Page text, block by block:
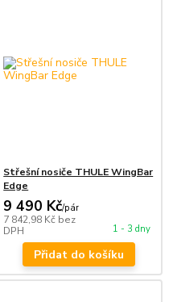
Střešní nosiče THULE WingBar
Edge
9 490 Kč/pár
7 842,98 Kč bez
DPH
1 - 3 dny
Přidat do košíku